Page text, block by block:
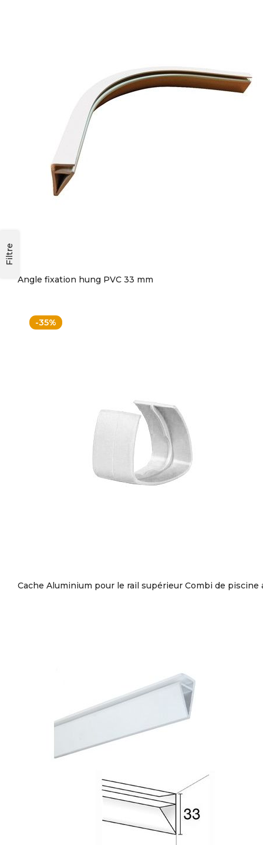
Angle fixation hung PVC 33 mm
-35%
Cache Aluminium pour le rail supérieur Combi de piscine
Filtre